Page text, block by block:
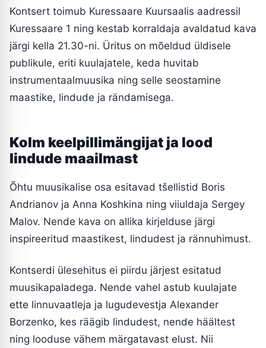
Kontsert toimub Kuressaare Kuursaalis aadressil
Kuressaare 1 ning kestab korraldaja avaldatud kava
järgi kella 21.30-ni. Üritus on mõeldud üldisele
publikule, eriti kuulajatele, keda huvitab
instrumentaalmuusika ning selle seostamine
maastike, lindude ja rändamisega.
Kolm keelpillimängijat ja lood
lindude maailmast
Õhtu muusikalise osa esitavad tšellistid Boris
Andrianov ja Anna Koshkina ning viiuldaja Sergey
Malov. Nende kava on allika kirjelduse järgi
inspireeritud maastikest, lindudest ja rännuhimust.
Kontserdi ülesehitus ei piirdu järjest esitatud
muusikapaladega. Nende vahel astub kuulajate
ette linnuvaatleja ja lugudevestja Alexander
Borzenko, kes räägib lindudest, nende häältest
ning looduse vähem märgatavast elust. Nii